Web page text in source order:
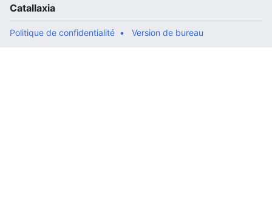
Catallaxia
Politique de confidentialité Version de bureau